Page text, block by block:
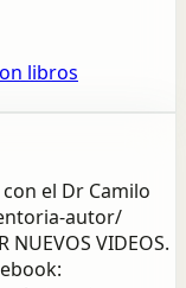
libros
el Dr Camilo
autor/
NUEVOS VIDEOS.